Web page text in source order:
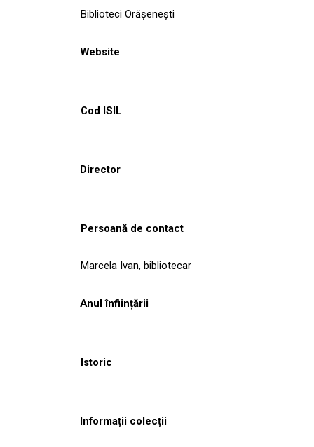
Biblioteci Orășenești
Website
Cod ISIL
Director
Persoană de contact
Marcela Ivan, bibliotecar
Anul înființării
Istoric
Informații colecții